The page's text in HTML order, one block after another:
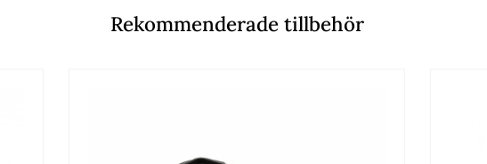
Rekommenderade tillbehör